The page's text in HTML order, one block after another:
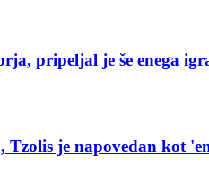
pripeljal je še enega
je napovedan kot